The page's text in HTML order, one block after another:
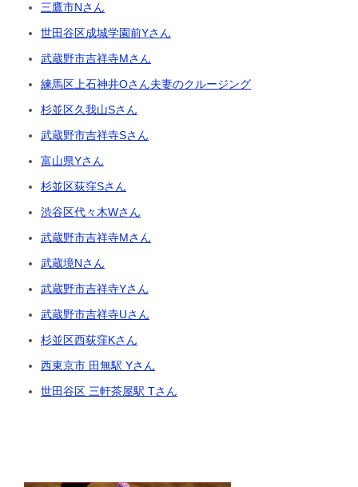
三鷹市Nさん
世田谷区成城学園前Yさん
武蔵野市吉祥寺Mさん
練馬区上石神井Oさん夫妻のクルージング
杉並区久我山Sさん
武蔵野市吉祥寺Sさん
富山県Yさん
杉並区荻窪Sさん
渋谷区代々木Wさん
武蔵野市吉祥寺Mさん
武蔵境Nさん
武蔵野市吉祥寺Yさん
武蔵野市吉祥寺Uさん
杉並区西荻窪Kさん
西東京市 田無駅 Yさん
世田谷区 三軒茶屋駅 Tさん